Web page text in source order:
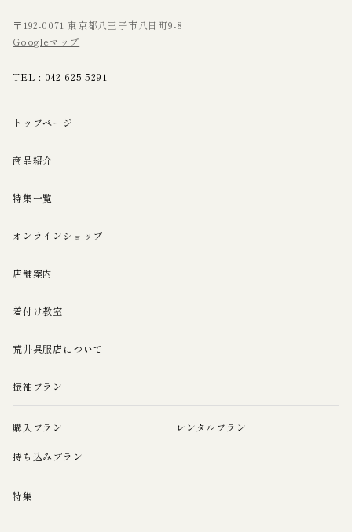
〒192-0071 東京都八王子市八日町9-8
Googleマップ
TEL : 042-625-5291
トップページ
商品紹介
特集一覧
オンラインショップ
店舗案内
着付け教室
荒井呉服店について
振袖プラン
購入プラン レンタルプラン
持ち込みプラン
特集